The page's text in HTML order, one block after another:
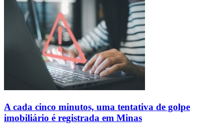
A cada cinco minutos, uma tentativa de golpe
imobiliário é registrada em Minas